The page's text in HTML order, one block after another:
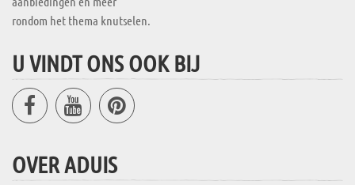
rondom het thema knutselen.
U VINDT ONS OOK BIJ
OVER ADUIS